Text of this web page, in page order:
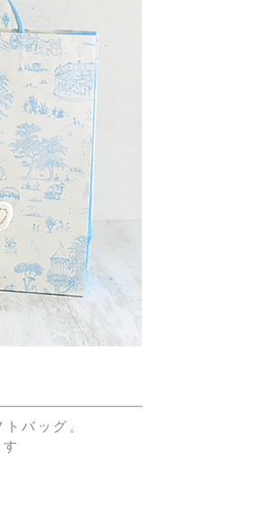
バッグ。